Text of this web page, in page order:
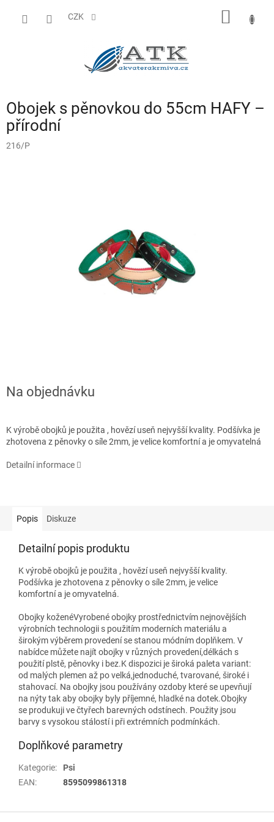
CZK
Obojek s pěnovkou do 55cm HAFY –
přírodní
216/P
Na objednávku
K výrobě obojků je použita , hovězí useň nejvyšší kvality. Podšívka je
zhotovena z pěnovky o síle 2mm, je velice komfortní a je omyvatelná
Detailní informace
Popis Diskuze
Detailní popis produktu
K výrobě obojků je použita , hovězí useň nejvyšší kvality.
Podšívka je zhotovena z pěnovky o síle 2mm, je velice
komfortní a je omyvatelná.
Obojky koženéVyrobené obojky prostřednictvím nejnovějších
výrobních technologii s použitím moderních materiálu a
širokým výběrem provedení se stanou módním doplňkem. V
nabídce můžete najít obojky v různých provedení,délkách s
použití plstě, pěnovky i bez.K dispozici je široká paleta variant:
od malých plemen až po velká,jednoduché, tvarované, široké i
stahovací. Na obojky jsou používány ozdoby které se upevňují
na nýty tak aby obojky byly příjemné, hladké na dotek.Obojky
se produkuji ve čtyřech barevných odstínech. Použity jsou
barvy s vysokou stálostí i při extrémních podmínkách.
Doplňkové parametry
Kategorie:
Psi
EAN: 8595099861318